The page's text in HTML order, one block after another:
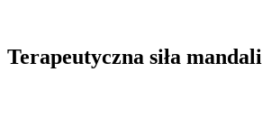
Terapeutyczna siła mandali